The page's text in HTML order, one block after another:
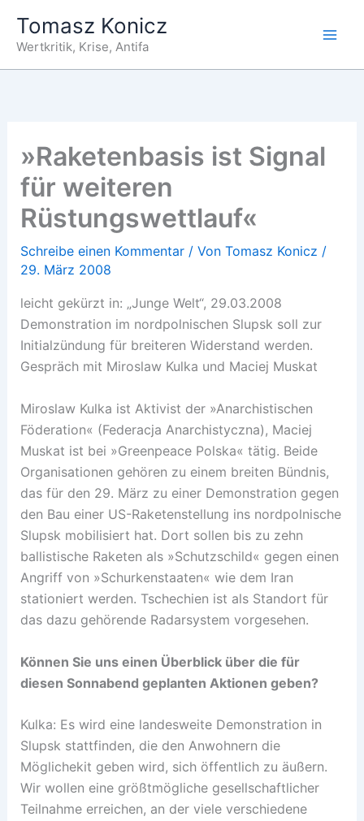
Inhalt
springen
Tomasz Konicz
Wertkritik, Krise, Antifa
»Raketenbasis ist Signal
für weiteren
Rüstungswettlauf«
Schreibe einen Kommentar / Von Tomasz Konicz /
29. März 2008
leicht gekürzt in: „Junge Welt“, 29.03.2008
Demonstration im nordpolnischen Slupsk soll zur
Initialzündung für breiteren Widerstand werden.
Gespräch mit Miroslaw Kulka und Maciej Muskat
Miroslaw Kulka ist Aktivist der »Anarchistischen
Föderation« (Federacja Anarchistyczna), Maciej
Muskat ist bei »Greenpeace Polska« tätig. Beide
Organisationen gehören zu einem breiten Bündnis,
das für den 29. März zu einer Demonstration gegen
den Bau einer US-Raketenstellung ins nordpolnische
Slupsk mobilisiert hat. Dort sollen bis zu zehn
ballistische Raketen als »Schutzschild« gegen einen
Angriff von »Schurkenstaaten« wie dem Iran
stationiert werden. Tschechien ist als Standort für
das dazu gehörende Radarsystem vorgesehen.
Können Sie uns einen Überblick über die für
diesen Sonnabend geplanten Aktionen geben?
Kulka: Es wird eine landesweite Demonstration in
Slupsk stattfinden, die den Anwohnern die
Möglichekit geben wird, sich öffentlich zu äußern.
Wir wollen eine größtmögliche gesellschaftlicher
Teilnahme erreichen, an der viele verschiedene